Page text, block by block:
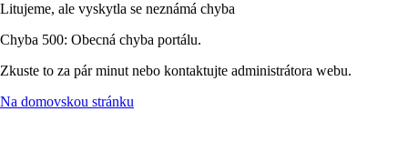
Litujeme, ale vyskytla se neznámá chyba
Chyba 500: Obecná chyba portálu.
Zkuste to za pár minut nebo kontaktujte administrátora webu.
Na domovskou stránku